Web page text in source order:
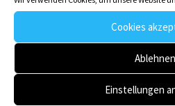
Cookies
Ablehnen
Einstellungen